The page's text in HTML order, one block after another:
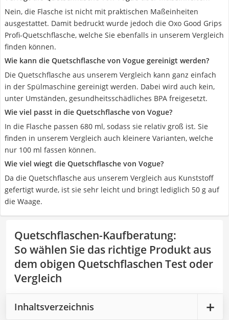
Nein, die Flasche ist nicht mit praktischen Maßeinheiten
ausgestattet. Damit bedruckt wurde jedoch die Oxo Good Grips
Profi-Quetschflasche, welche Sie ebenfalls in unserem Vergleich
finden können.
Wie kann die Quetschflasche von Vogue gereinigt werden?
Die Quetschflasche aus unserem Vergleich kann ganz einfach
in der Spülmaschine gereinigt werden. Dabei wird auch kein,
unter Umständen, gesundheitsschädliches BPA freigesetzt.
Wie viel passt in die Quetschflasche von Vogue?
In die Flasche passen 680 ml, sodass sie relativ groß ist. Sie
finden in unserem Vergleich auch kleinere Varianten, welche
nur 100 ml fassen können.
Wie viel wiegt die Quetschflasche von Vogue?
Da die Quetschflasche aus unserem Vergleich aus Kunststoff
gefertigt wurde, ist sie sehr leicht und bringt lediglich 50 g auf
die Waage.
Quetschflaschen-Kaufberatung:
So wählen Sie das richtige Produkt aus
dem obigen Quetschflaschen Test oder
Vergleich
Inhaltsverzeichnis